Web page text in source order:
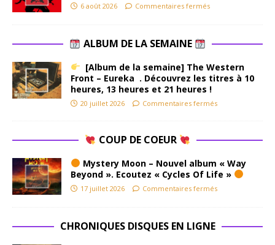
6 août 2026 Commentaires fermés
ALBUM DE LA SEMAINE
[Album de la semaine] The Western
Front – Eureka . Découvrez les titres à 10
heures, 13 heures et 21 heures !
20 juillet 2026 Commentaires fermés
COUP DE COEUR
Mystery Moon – Nouvel album « Way
Beyond ». Ecoutez « Cycles Of Life »
17 juillet 2026 Commentaires fermés
CHRONIQUES DISQUES EN LIGNE